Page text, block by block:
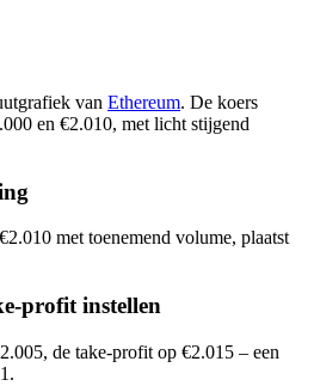
van Ethereum. De koers
en €2.010, met licht stijgend
met toenemend volume, plaatst
profit instellen
de take-profit op €2.015 – een